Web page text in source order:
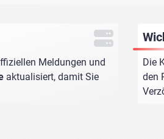
Meldungen und
aktualisiert, damit Sie
Die
den